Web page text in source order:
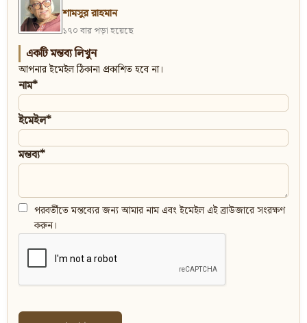
শামসুর রাহমান
১৭০ বার পড়া হয়েছে
একটি মন্তব্য লিখুন
আপনার ইমেইল ঠিকানা প্রকাশিত হবে না।
নাম*
ইমেইল*
মন্তব্য*
পরবর্তীতে মন্তব্যের জন্য আমার নাম এবং ইমেইল এই ব্রাউজারে সংরক্ষণ
করুন।